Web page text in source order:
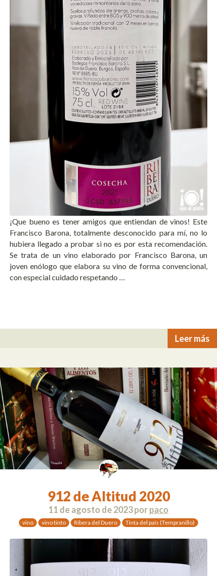
¡Que bueno es tener amigos que entiendan de vinos! Este
Francisco Barona, totalmente desconocido para mí, no lo
hubiera llegado a probar si no es por esta recomendación.
Se trata de un vino elaborado por Francisco Barona, un
joven enólogo que elabora su vino de forma convencional,
con especial cuidado respetando …
Leer más
912 de Altitud 2020
11 de agosto de 2023porpaco
vino vino tinto Ribera del Duero Tinta del país (Tempranillo)